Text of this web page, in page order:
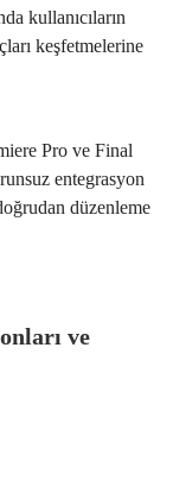
kullanıcıların
keşfetmelerine
Pro ve Final
entegrasyon
düzenleme
ve